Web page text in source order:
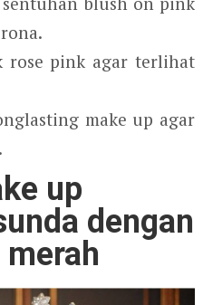
rose pink agar terlihat
make up agar
up
dengan